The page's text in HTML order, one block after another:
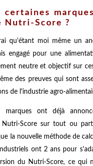
certaines
Nutri-Score ?
qu'étant moi même un
engagé pour une
neutre et objectif sur
des preuves qui sont
de l'industrie agro-
marques ont déjà
Nutri-Score sur tout ou
la nouvelle méthode de
ont 2 ans pour
du Nutri-Score, ce qui